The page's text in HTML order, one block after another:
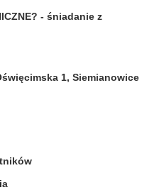
- śniadanie z
1, Siemianowice